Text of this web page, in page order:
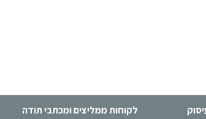
לקוחות ממליצים ומכתבי תודה